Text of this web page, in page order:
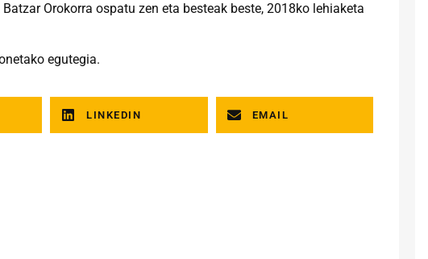
Orokorra ospatu zen eta besteak beste, 2018ko lehiaketa
egutegia.
LINKEDIN EMAIL